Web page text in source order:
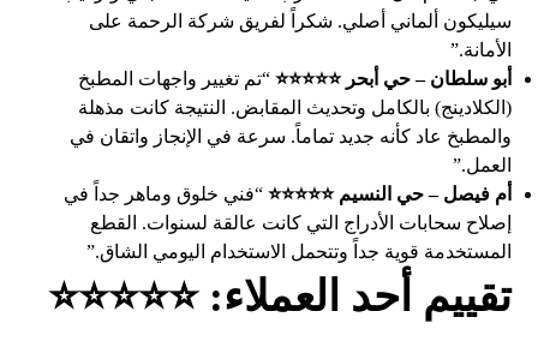
سيليكون ألماني أصلي. شكراً لفريق شركة الرحمة على
الأمانة.”
أبو سلطان – حي أبحر ⭐⭐⭐⭐⭐ “تم تغيير واجهات المطبخ
(الكلادينج) بالكامل وتحديث المقابض. النتيجة كانت مذهلة
والمطبخ عاد كأنه جديد تماماً. سرعة في الإنجاز واتقان في
العمل.”
أم فيصل – حي النسيم ⭐⭐⭐⭐⭐ “فني خلوق وماهر جداً في
إصلاح سحابات الأدراج التي كانت عالقة لسنوات. القطع
المستخدمة قوية جداً وتتحمل الاستخدام اليومي الشاق.”
تقييم أحد العملاء: ⭐⭐⭐⭐⭐